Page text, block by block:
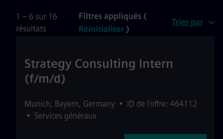
1 – 6 sur 16
résultats
Filtres appliqués (
Réinitialiser )
Trier par
Strategy Consulting Intern
(f/m/d)
Munich, Bayern, Germany • ID de l’offre: 464112
• Services généraux